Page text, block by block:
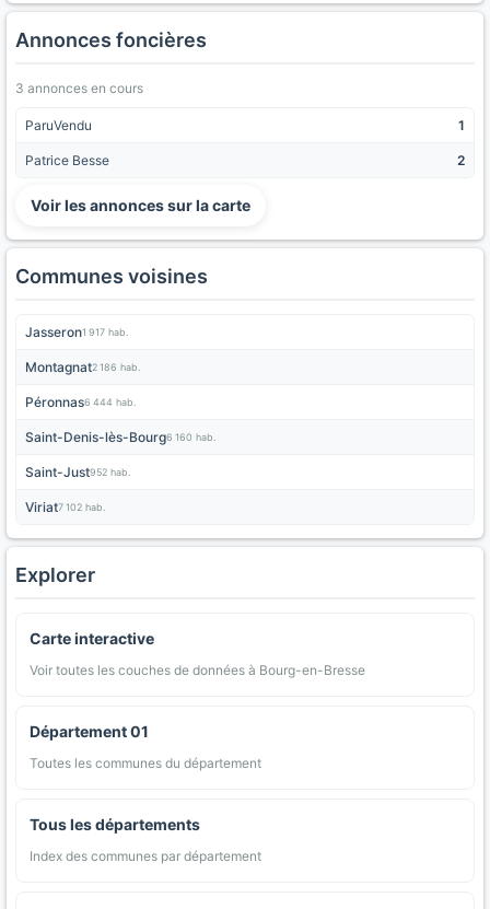
Annonces foncières
3 annonces en cours
ParuVendu 1
Patrice Besse 2
Voir les annonces sur la carte
Communes voisines
Jasseron1 917 hab.
Montagnat2 186 hab.
Péronnas6 444 hab.
Saint-Denis-lès-Bourg6 160 hab.
Saint-Just952 hab.
Viriat7 102 hab.
Explorer
Carte interactive
Voir toutes les couches de données à Bourg-en-Bresse
Département 01
Toutes les communes du département
Tous les départements
Index des communes par département